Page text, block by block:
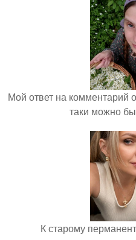
Мой ответ на комментарий
таки можно
К старому